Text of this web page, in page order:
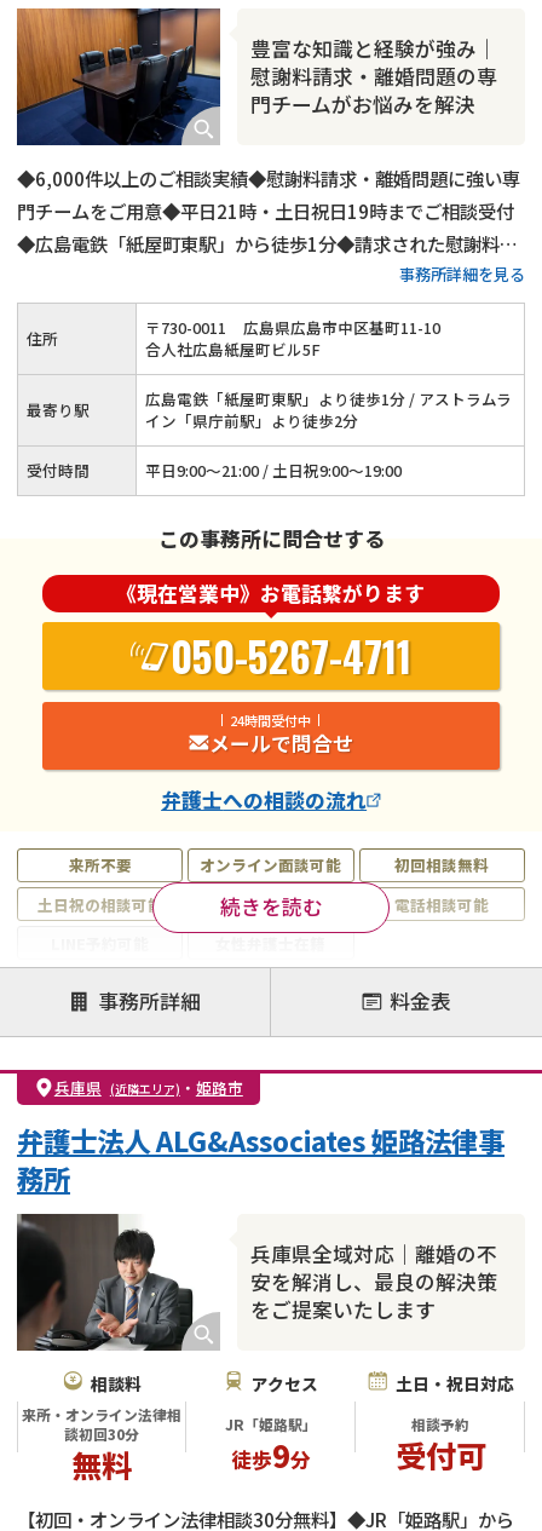
豊富な知識と経験が強み｜
慰謝料請求・離婚問題の専
門チームがお悩みを解決
◆6,000件以上のご相談実績◆慰謝料請求・離婚問題に強い専
門チームをご用意◆平日21時・土日祝日19時までご相談受付
◆広島電鉄「紙屋町東駅」から徒歩1分◆請求された慰謝料の
減額交渉にも対応◆オンライン・電話相談も可能事務所詳細を見る
来所不要 オンライン面談可能
初回相談無料
土日祝の相談可能
19時以降電話可能
電話相談可能
注力案件
離婚前相談
離婚調停
離婚裁判
親権・面会交流権
DV
モラハラ
不貞・不倫慰謝料請求
国際離婚
財産分与
内縁の夫婦 熟年離婚
続きを読む
住所 〒730-0011
広島県広島市中区基町11-10
合人社広島紙屋町ビル5F
最寄り駅
広島電鉄「紙屋町東駅」より徒歩1分 / アストラムラ
イン「県庁前駅」より徒歩2分
受付時間 平日9:00～21:00 / 土日祝9:00～19:00
この事務所に問合せする
《現在営業中》お電話繋がります
050-5267-4711
24時間受付中
メールで問合せ
弁護士への相談の流れ
事務所詳細 料金表
兵庫県 (近隣エリア) ・ 姫路市
兵庫県全域対応｜離婚の不
安を解消し、最良の解決策
をご提案いたします
弁護士法人 ALG&Associates 姫路法律事
務所
相談料
来所・オンライン法律相
談初回30分
無料
アクセス
JR「姫路駅」
徒歩9分
土日・祝日対応
相談予約
受付可
【初回・オンライン法律相談30分無料】◆JR「姫路駅」から